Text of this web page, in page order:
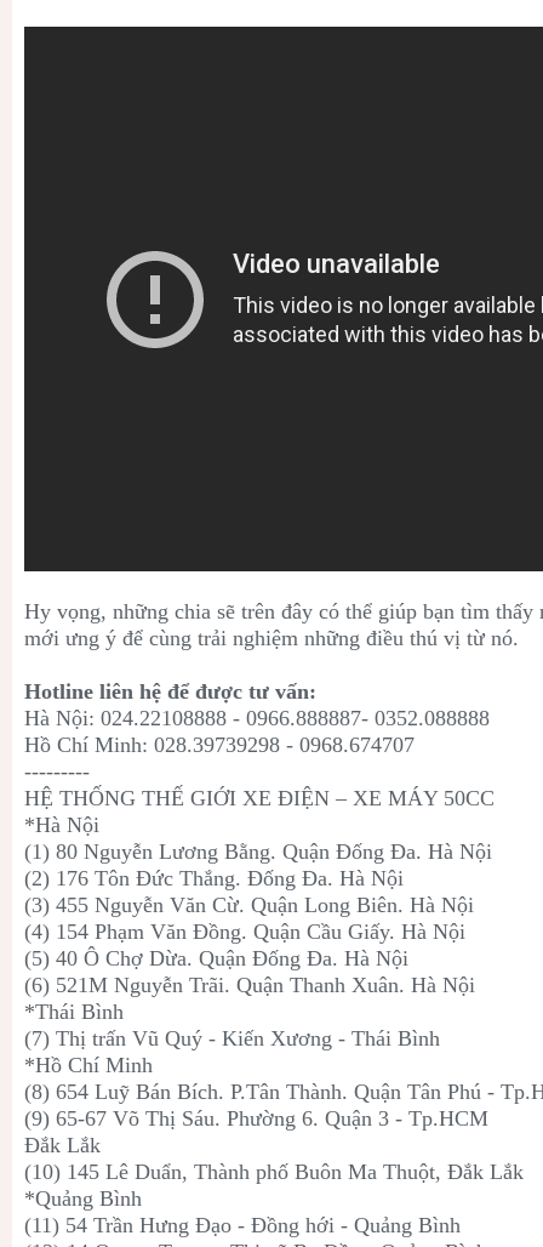
Hy vọng, những chia sẽ trên đây có thể giúp bạn tìm
mới ưng ý để cùng trải nghiệm những điều thú vị từ nó.
Hotline liên hệ để được tư vấn:
Hà Nội: 024.22108888 - 0966.888887- 0352.088888
Hồ Chí Minh: 028.39739298 - 0968.674707
---------
HỆ THỐNG THẾ GIỚI XE ĐIỆN – XE MÁY 50CC
*Hà Nội
(1) 80 Nguyễn Lương Bằng. Quận Đống Đa. Hà Nội
(2) 176 Tôn Đức Thắng. Đống Đa. Hà Nội
(3) 455 Nguyễn Văn Cừ. Quận Long Biên. Hà Nội
(4) 154 Phạm Văn Đồng. Quận Cầu Giấy. Hà Nội
(5) 40 Ô Chợ Dừa. Quận Đống Đa. Hà Nội
(6) 521M Nguyễn Trãi. Quận Thanh Xuân. Hà Nội
*Thái Bình
(7) Thị trấn Vũ Quý - Kiến Xương - Thái Bình
*Hồ Chí Minh
(8) 654 Luỹ Bán Bích. P.Tân Thành. Quận Tân Phú -
(9) 65-67 Võ Thị Sáu. Phường 6. Quận 3 - Tp.HCM
Đắk Lắk
(10) 145 Lê Duẩn, Thành phố Buôn Ma Thuột, Đắk Lắk
*Quảng Bình
(11) 54 Trần Hưng Đạo - Đồng hới - Quảng Bình